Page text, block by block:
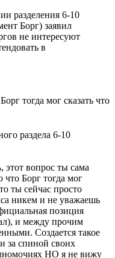
разделения 6-10
Борг) заявил
не интересуют
в
тогда мог сказать что
раздела 6-10
этот вопрос ты сама
что Борг тогда мог
ты сейчас просто
никем и не уважаешь
позиция
и между прочим
Создается такое
за спиной своих
НО я не вижу